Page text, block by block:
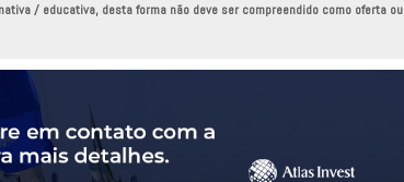
/ educativa, desta forma não deve ser compreendido como oferta ou